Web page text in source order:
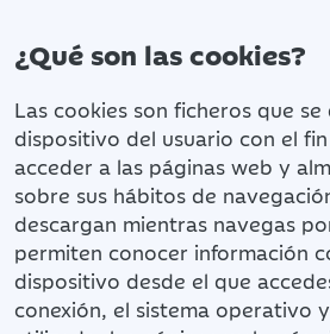
¿Qué son las cookies?
Las cookies son ficheros que
dispositivo del usuario con el
acceder a las páginas web y
sobre sus hábitos de
descargan mientras navegas
permiten conocer información
dispositivo desde el que
conexión, el sistema operativo